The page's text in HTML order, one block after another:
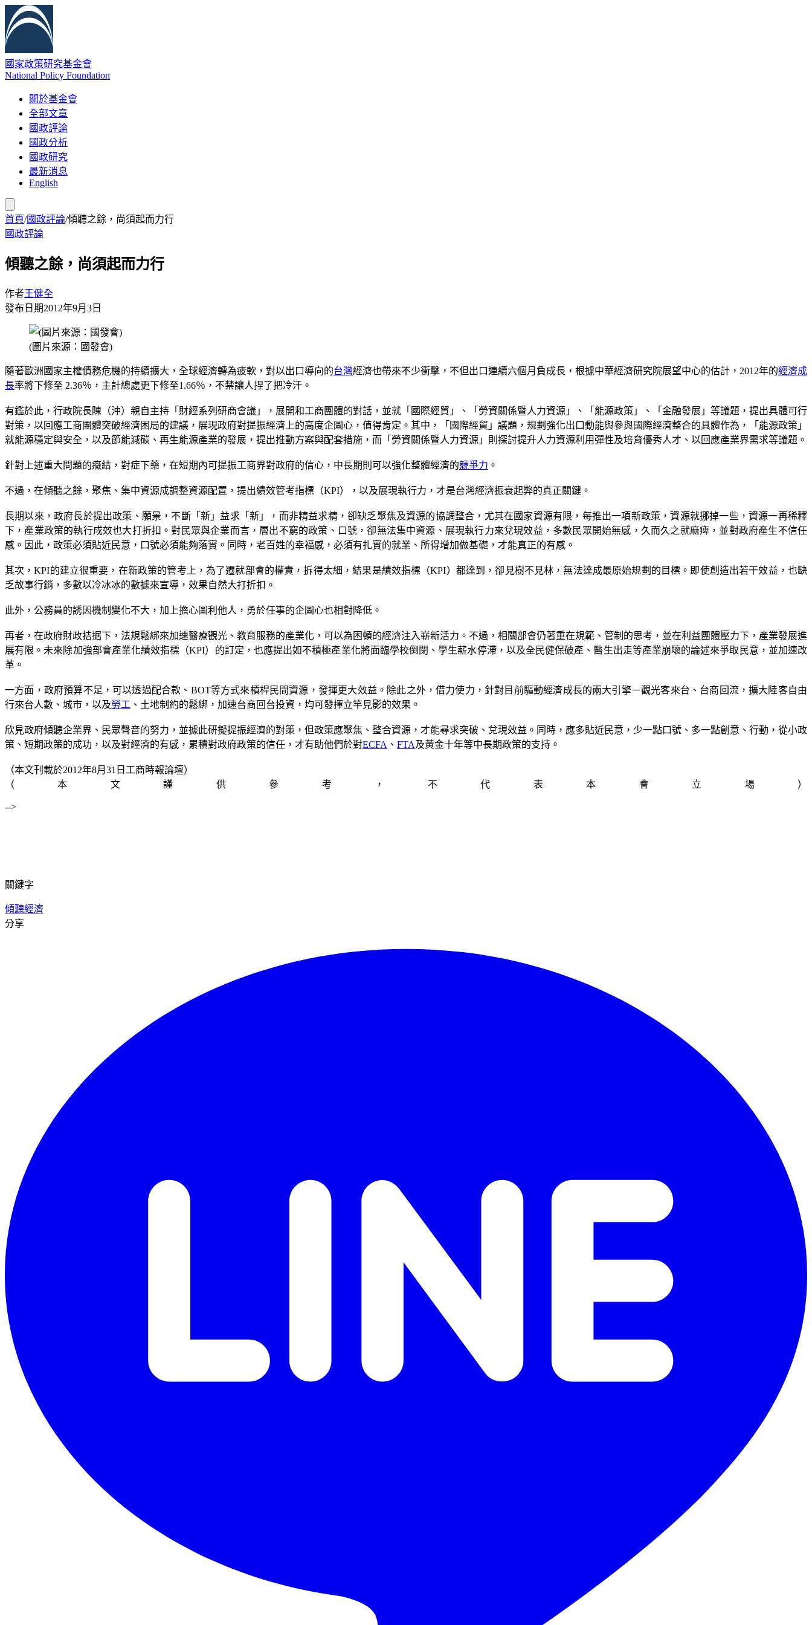
國家政策研究基金會
National Policy Foundation
關於基金會
全部文章
國政評論
國政分析
國政研究
最新消息
English
首頁/國政評論/傾聽之餘，尚須起而力行
國政評論
傾聽之餘，尚須起而力行
作者王健全
發布日期2012年9月3日
(圖片來源：國發會)
隨著歐洲國家主權債務危機的持續擴大，全球經濟轉為疲軟，對以出口導向的台灣經濟也帶來不少衝擊，不但出口連續六個月負成長，根據中華經濟研究院展望中心的估計，2012年的經濟成
長率將下修至 2.36％，主計總處更下修至1.66％，不禁讓人捏了把冷汗。
有鑑於此，行政院長陳（沖）親自主持「財經系列研商會議」，展開和工商團體的對話，並就「國際經貿」、「勞資關係暨人力資源」、「能源政策」、「金融發展」等議題，提出具體可行
對策，以回應工商團體突破經濟困局的建議，展現政府對提振經濟上的高度企圖心，值得肯定。其中，「國際經貿」議題，規劃強化出口動能與參與國際經濟整合的具體作為，「能源政策」
就能源穩定與安全，以及節能減碳、再生能源產業的發展，提出推動方案與配套措施，而「勞資關係暨人力資源」則探討提升人力資源利用彈性及培育優秀人才、以回應產業界需求等議題。
針對上述重大問題的癥結，對症下藥，在短期內可提振工商界對政府的信心，中長期則可以強化整體經濟的競爭力 。
不過，在傾聽之餘，聚焦、集中資源成調整資源配置，提出績效管考指標（KPI），以及展現執行力，才是台灣經濟振衰起弊的真正關鍵。
長期以來，政府長於提出政策、願景，不斷「新」益求「新」，而非精益求精，卻缺乏聚焦及資源的協調整合，尤其在國家資源有限，每推出一項新政策，資源就挪掉一些，資源一再稀釋
下，產業政策的執行成效也大打折扣。對民眾與企業而言，層出不窮的政策、口號，卻無法集中資源、展現執行力來兌現效益，多數民眾開始無感，久而久之就麻痺，並對政府產生不信任
感。因此，政策必須貼近民意，口號必須能夠落實。同時，老百姓的幸福感，必須有扎實的就業、所得增加做基礎，才能真正的有感。
其次，KPI的建立很重要，在新政策的管考上，為了遷就部會的權責，拆得太細，結果是績效指標（KPI）都達到，卻見樹不見林，無法達成最原始規劃的目標。即使創造出若干效益，也缺
乏故事行銷，多數以冷冰冰的數據來宣導，效果自然大打折扣。
此外，公務員的誘因機制變化不大，加上擔心圖利他人，勇於任事的企圖心也相對降低。
再者，在政府財政拮据下，法規鬆綁來加速醫療觀光、教育服務的產業化，可以為困頓的經濟注入嶄新活力。不過，相關部會仍著重在規範、管制的思考，並在利益團體壓力下，產業發展進
展有限。未來除加強部會產業化績效指標（KPI）的訂定，也應提出如不積極產業化將面臨學校倒閉、學生薪水停滯，以及全民健保破產、醫生出走等產業崩壞的論述來爭取民意，並加速改
革。
一方面，政府預算不足，可以透過配合款、BOT等方式來槓桿民間資源，發揮更大效益。除此之外，借力使力，針對目前驅動經濟成長的兩大引擎－觀光客來台、台商回流，擴大陸客自由
行來台人數、城市，以及勞工 、土地制約的鬆綁，加速台商回台投資，均可發揮立竿見影的效果。
欣見政府傾聽企業界、民眾聲音的努力，並據此研擬提振經濟的對策，但政策應聚焦、整合資源，才能尋求突破、兌現效益。同時，應多貼近民意，少一點口號、多一點創意、行動，從小政
策、短期政策的成功，以及對經濟的有感，累積對政府政策的信任，才有助他們於對ECFA 、 FTA及黃金十年等中長期政策的支持。
（本文刊載於2012年8月31日工商時報論壇）
（本文謹供參考，不代表本會立場）
-->
關鍵字
傾聽經濟
分享